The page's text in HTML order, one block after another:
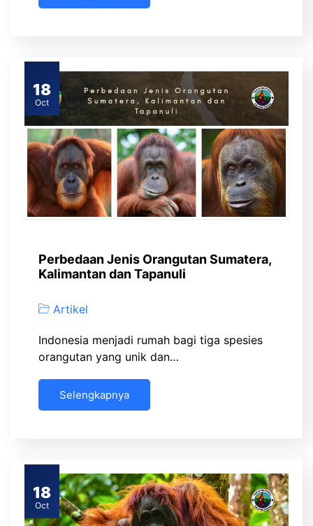
18
Oct
Perbedaan Jenis Orangutan Sumatera,
Kalimantan dan Tapanuli
Artikel
Indonesia menjadi rumah bagi tiga spesies
orangutan yang unik dan…
Selengkapnya
18
Oct